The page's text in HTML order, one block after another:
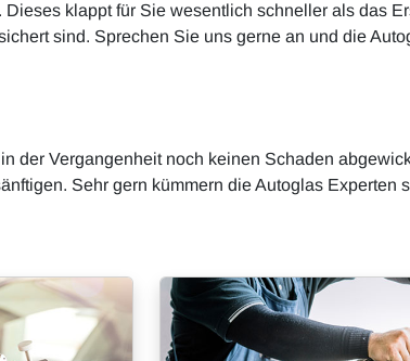
klappt für Sie wesentlich schneller als das
sind. Sprechen Sie uns gerne an und die
der Vergangenheit noch keinen Schaden
Sehr gern kümmern die Autoglas Experten